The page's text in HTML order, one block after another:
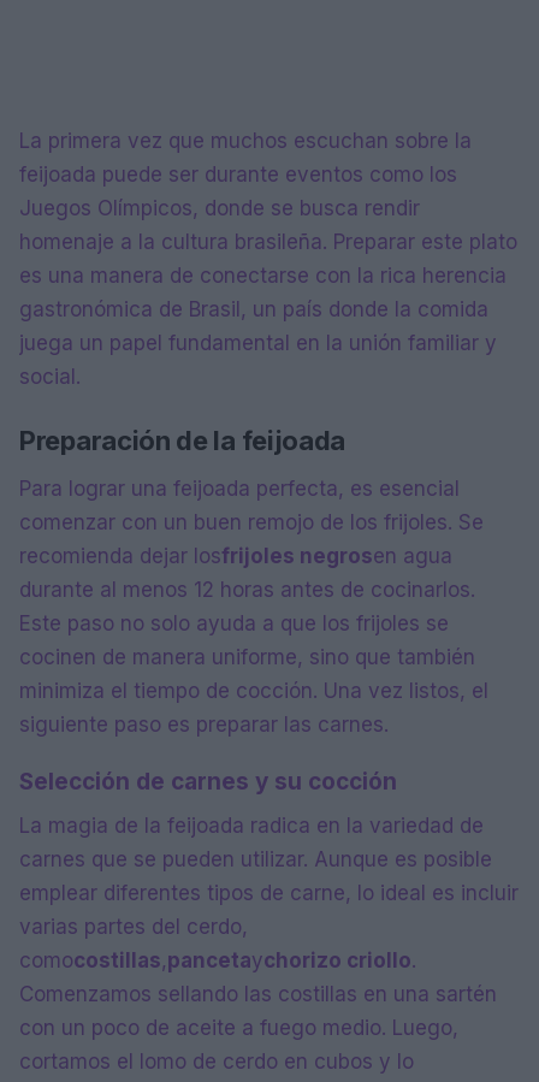
La primera vez que muchos escuchan sobre la
feijoada puede ser durante eventos como los
Juegos Olímpicos, donde se busca rendir
homenaje a la cultura brasileña. Preparar este plato
es una manera de conectarse con la rica herencia
gastronómica de Brasil, un país donde la comida
juega un papel fundamental en la unión familiar y
social.
Preparación de la feijoada
Para lograr una feijoada perfecta, es esencial
comenzar con un buen remojo de los frijoles. Se
recomienda dejar losfrijoles negrosen agua
durante al menos 12 horas antes de cocinarlos.
Este paso no solo ayuda a que los frijoles se
cocinen de manera uniforme, sino que también
minimiza el tiempo de cocción. Una vez listos, el
siguiente paso es preparar las carnes.
Selección de carnes y su cocción
La magia de la feijoada radica en la variedad de
carnes que se pueden utilizar. Aunque es posible
emplear diferentes tipos de carne, lo ideal es incluir
varias partes del cerdo,
comocostillas,pancetaychorizo criollo.
Comenzamos sellando las costillas en una sartén
con un poco de aceite a fuego medio. Luego,
cortamos el lomo de cerdo en cubos y lo